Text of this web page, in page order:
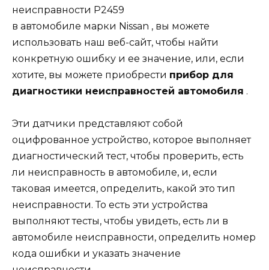
неисправности P2459
в автомобиле марки Nissan , вы можете
использовать наш веб-сайт, чтобы найти
конкретную ошибку и ее значение, или, если
хотите, вы можете приобрести прибор для
диагностики неисправностей автомобиля .
Эти датчики представляют собой
оцифрованное устройство, которое выполняет
диагностический тест, чтобы проверить, есть
ли неисправность в автомобиле, и, если
таковая имеется, определить, какой это тип
неисправности. То есть эти устройства
выполняют тесты, чтобы увидеть, есть ли в
автомобиле неисправности, определить номер
кода ошибки и указать значение